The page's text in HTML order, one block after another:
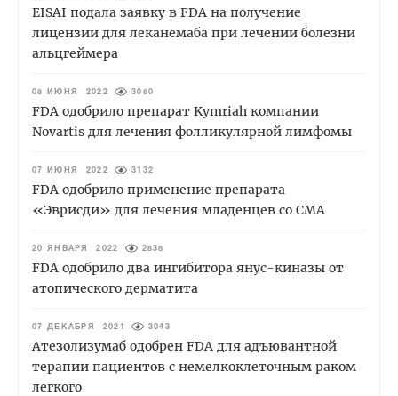
EISAI подала заявку в FDA на получение
лицензии для леканемаба при лечении болезни
альцгеймера
08 ИЮНЯ 2022 3080
FDA одобрило препарат Kymriah компании
Novartis для лечения фолликулярной лимфомы
07 ИЮНЯ 2022 3132
FDA одобрило применение препарата
«Эврисди» для лечения младенцев со СМА
20 ЯНВАРЯ 2022 2838
FDA одобрило два ингибитора янус-киназы от
атопического дерматита
07 ДЕКАБРЯ 2021 3043
Атезолизумаб одобрен FDA для адъювантной
терапии пациентов с немелкоклеточным раком
легкого